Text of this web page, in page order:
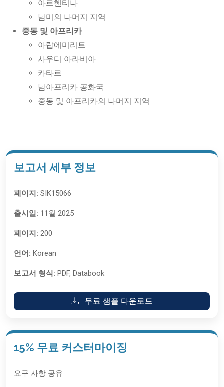
아르헨티나
남미의 나머지 지역
중동 및 아프리카
아랍에미리트
사우디 아라비아
카타르
남아프리카 공화국
중동 및 아프리카의 나머지 지역
보고서 세부 정보
페이지: SIK15066
출시일: 11월 2025
페이지: 200
언어: Korean
보고서 형식: PDF, Databook
무료 샘플 다운로드
15% 무료 커스터마이징
요구 사항 공유